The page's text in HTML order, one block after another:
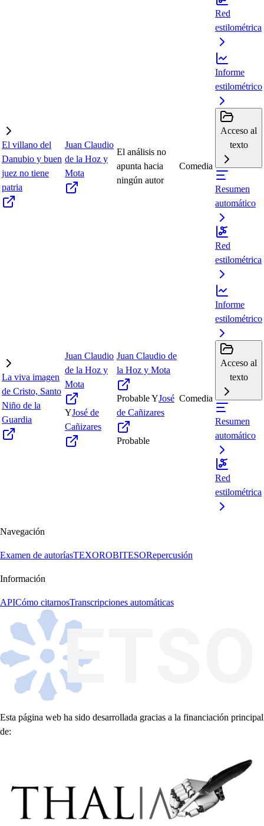
Red
estilométrica
El villano del
Danubio y buen
juez no tiene
patria
Juan Claudio
de la Hoz y
Mota
El análisis no
apunta hacia
ningún autor
Comedia
Informe
estilométrico
Acceso al
texto
Resumen
automático
Red
estilométrica
La viva imagen
de Cristo, Santo
Niño de la
Guardia
Juan Claudio
de la Hoz y
Mota
YJosé de
Cañizares
Juan Claudio de
la Hoz y Mota
ProbableYJosé
de Cañizares
Probable
Comedia
Informe
estilométrico
Acceso al
texto
Resumen
automático
Red
estilométrica
Navegación
Examen de autoríasTEXOROBITESORepercusión
Información
APICómo citarnosTranscripciones automáticas
Esta página web ha sido desarrollada gracias a la financiación principal
de: